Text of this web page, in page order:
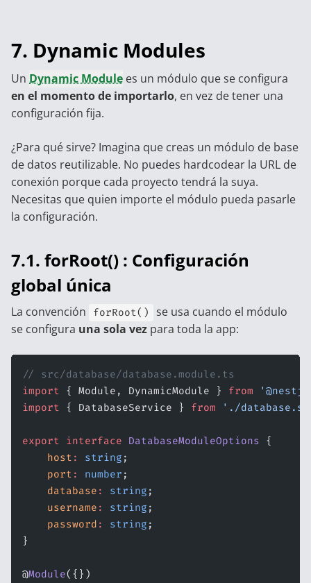
7. Dynamic Modules
Un Dynamic Module es un módulo que se configura
en el momento de importarlo, en vez de tener una
configuración fija.
¿Para qué sirve? Imagina que creas un módulo de base
de datos reutilizable. No puedes hardcodear la URL de
conexión porque cada proyecto tendrá la suya.
Necesitas que quien importe el módulo pueda pasarle
la configuración.
7.1. forRoot() : Configuración
global única
La convención forRoot()
se usa cuando el módulo
se configura una sola vez para toda la app:
// src/database/database.module.ts
import { Module, DynamicModule } from
import { DatabaseService } from './
export interface DatabaseModuleOptions {
    host
: string ;
    port
: number ;
    database
: string ;
    username
: string ;
    password
: string ;
}
@Module({})